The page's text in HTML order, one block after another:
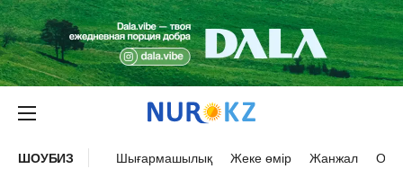
ШОУБИЗ Шығармашылық Жеке өмір Жанжал